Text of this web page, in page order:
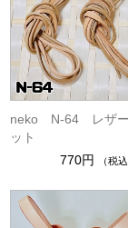
neko N-64 レザ
ット
770円
（税